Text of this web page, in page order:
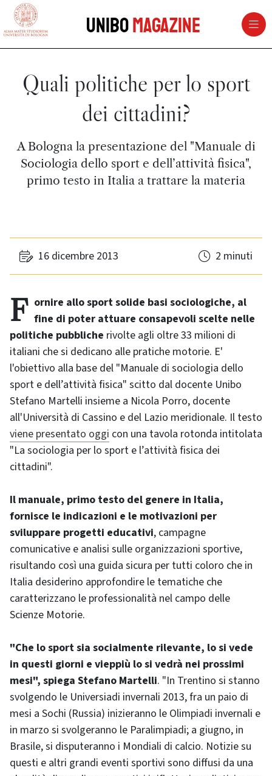
vai al contenuto della pagina
UniboMagazine
Quali politiche per lo sport
dei cittadini?
A Bologna la presentazione del "Manuale di
Sociologia dello sport e dell’attività fisica",
primo testo in Italia a trattare la materia
16 dicembre 2013 2 minuti
Fornire allo sport solide basi sociologiche, al fine di poter attuare consapevoli scelte nelle
politiche pubbliche rivolte agli oltre 33 milioni di
italiani che si dedicano alle pratiche motorie. E'
l'obiettivo alla base del "Manuale di sociologia dello
sport e dell’attività fisica" scitto dal docente Unibo
Stefano Martelli insieme a Nicola Porro, docente
all'Università di Cassino e del Lazio meridionale. Il testo
viene presentato oggi con una tavola rotonda intitolata
"La sociologia per lo sport e l’attività fisica dei
cittadini".
Il manuale, primo testo del genere in Italia,
fornisce le indicazioni e le motivazioni per
sviluppare progetti educativi, campagne
comunicative e analisi sulle organizzazioni sportive,
risultando così una guida sicura per tutti coloro che in
Italia desiderino approfondire le tematiche che
caratterizzano le professionalità nel campo delle
Scienze Motorie.
"Che lo sport sia socialmente rilevante, lo si vede
in questi giorni e vieppiù lo si vedrà nei prossimi
mesi", spiega Stefano Martelli. "In Trentino si stanno
svolgendo le Universiadi invernali 2013, fra un paio di
mesi a Sochi (Russia) inizieranno le Olimpiadi invernali e
in marzo si svolgeranno le Paralimpiadi; a giugno, in
Brasile, si disputeranno i Mondiali di calcio. Notizie su
questi e altri grandi eventi sportivi sono diffusi da una